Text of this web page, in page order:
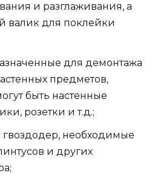
и разглаживания, а
валик для поклейки
для демонтажа
предметов,
быть настенные
розетки и т.д.;
необходимые
и других